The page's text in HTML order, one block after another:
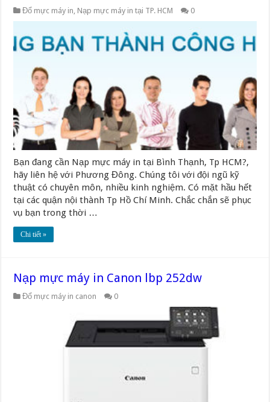
Đổ mực máy in Nạp mực máy in tại TP. HCM 0
Bạn đang cần Nạp mực máy in tại Bình Thạnh, Tp HCM?,
hãy liên hệ với Phương Đông. Chúng tôi với đội ngũ kỹ
thuật có chuyên môn, nhiều kinh nghiệm. Có mặt hầu hết
tại các quận nội thành Tp Hồ Chí Minh. Chắc chắn sẽ phục
vụ bạn trong thời …
Chi tiết »
Nạp mực máy in Canon lbp 252dw
Đổ mực máy in canon 0